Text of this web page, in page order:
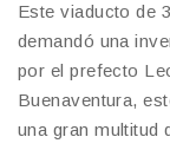
Este viaducto de
demandó una
por el prefecto
Buenaventura,
una gran multitud